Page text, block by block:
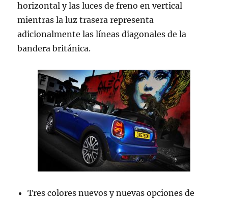
horizontal y las luces de freno en vertical
mientras la luz trasera representa
adicionalmente las líneas diagonales de la
bandera británica.
Tres colores nuevos y nuevas opciones de